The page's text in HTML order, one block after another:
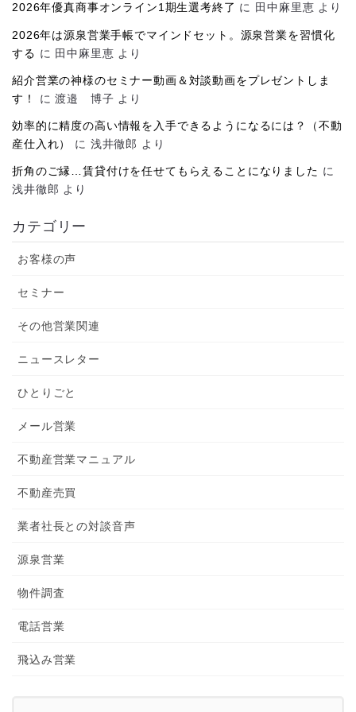
2026年優真商事オンライン1期生選考終了 に 田中麻里恵 より
2026年は源泉営業手帳でマインドセット。源泉営業を習慣化
する に 田中麻里恵 より
紹介営業の神様のセミナー動画＆対談動画をプレゼントしま
す！
に渡邉 博子 より
効率的に精度の高い情報を入手できるようになるには？（不動
産仕入れ）
に 浅井徹郎 より
折角のご縁…賃貸付けを任せてもらえることになりました に
浅井徹郎 より
カテゴリー
お客様の声
セミナー
その他営業関連
ニュースレター
ひとりごと
メール営業
不動産営業マニュアル
不動産売買
業者社長との対談音声
源泉営業
物件調査
電話営業
飛込み営業